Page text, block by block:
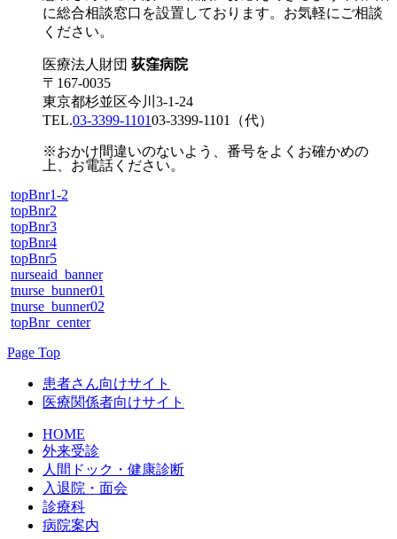
に総合相談窓口を設置しております。お気軽にご相談
ください。
医療法人財団 荻窪病院
〒167-0035
東京都杉並区今川3-1-24
TEL.03-3399-110103-3399-1101 （代）
※おかけ間違いのないよう、番号をよくお確かめの
上、お電話ください。
topBnr1-2
topBnr2
topBnr3
topBnr4
topBnr5
nurseaid_banner
tnurse_bunner01
tnurse_bunner02
topBnr_center
Page Top
患者さん向けサイト
医療関係者向けサイト
HOME
外来受診
人間ドック・健康診断
入退院・面会
診療科
病院案内